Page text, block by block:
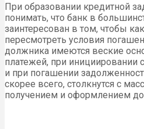
При образовании кредитной
понимать, что банк в
заинтересован в том, чтобы
пересмотреть условия
должника имеются веские
платежей, при инициировании
и при погашении
скорее всего, столкнутся с
получением и оформлением